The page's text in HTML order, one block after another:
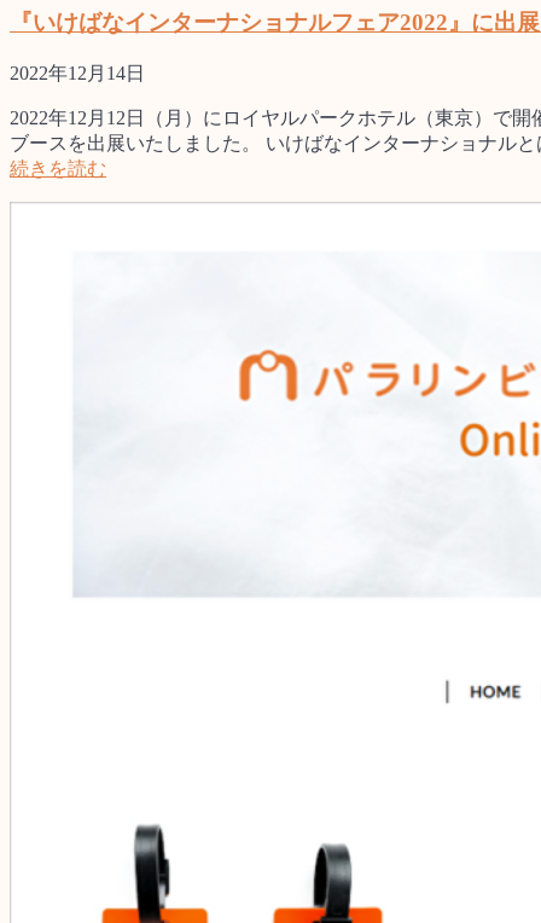
『いけばなインターナショナルフェア2022』に出
2022年12月14日
2022年12月12日（月）にロイヤルパークホテル（東京）で
ブースを出展いたしました。 いけばなインターナショナル
続きを読む